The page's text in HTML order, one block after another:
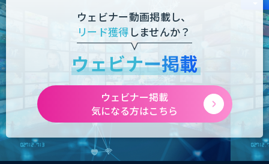
ウェビナー動画掲載し、
リード獲得 しませんか？
ウェビナー掲載
ウェビナー掲載
気になる方はこちら